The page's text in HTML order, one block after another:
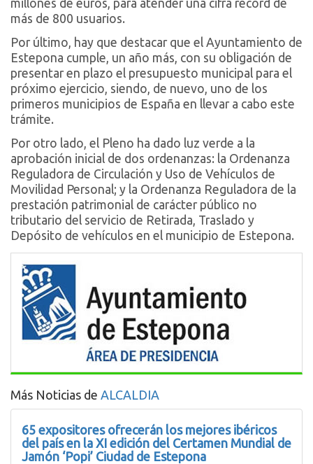
millones de euros, para atender una cifra récord de
más de 800 usuarios.
Por último, hay que destacar que el Ayuntamiento de
Estepona cumple, un año más, con su obligación de
presentar en plazo el presupuesto municipal para el
próximo ejercicio, siendo, de nuevo, uno de los
primeros municipios de España en llevar a cabo este
trámite.
Por otro lado, el Pleno ha dado luz verde a la
aprobación inicial de dos ordenanzas: la Ordenanza
Reguladora de Circulación y Uso de Vehículos de
Movilidad Personal; y la Ordenanza Reguladora de la
prestación patrimonial de carácter público no
tributario del servicio de Retirada, Traslado y
Depósito de vehículos en el municipio de Estepona.
Más Noticias de ALCALDIA
65 expositores ofrecerán los mejores ibéricos
del país en la XI edición del Certamen Mundial de
Jamón ‘Popi’ Ciudad de Estepona